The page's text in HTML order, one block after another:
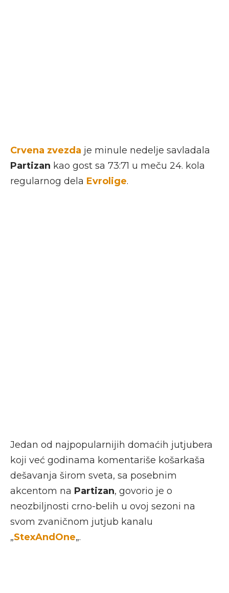
Crvena zvezda je minule nedelje savladala
Partizan kao gost sa 73:71 u meču 24. kola
regularnog dela Evrolige.
Jedan od najpopularnijih domaćih jutjubera
koji već godinama komentariše košarkaša
dešavanja širom sveta, sa posebnim
akcentom na Partizan, govorio je o
neozbiljnosti crno-belih u ovoj sezoni na
svom zvaničnom jutjub kanalu
„StexAndOne„.